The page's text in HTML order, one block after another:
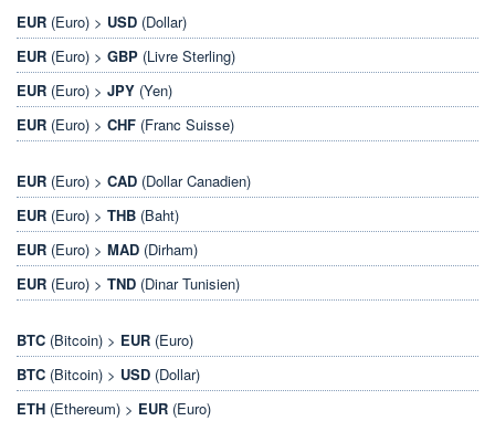
EUR (Euro) > USD (Dollar)
EUR (Euro) > GBP (Livre Sterling)
EUR (Euro) > JPY (Yen)
EUR (Euro) > CHF (Franc Suisse)
EUR (Euro) > CAD (Dollar Canadien)
EUR (Euro) > THB (Baht)
EUR (Euro) > MAD (Dirham)
EUR (Euro) > TND (Dinar Tunisien)
BTC (Bitcoin) > EUR (Euro)
BTC (Bitcoin) > USD (Dollar)
ETH (Ethereum) > EUR (Euro)